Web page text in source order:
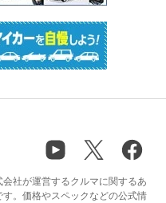
社が運営するクルマに関するあ
。価格やスペックなどの公式情